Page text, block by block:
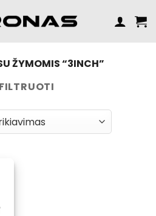
ŽYMOMIS “3INCH”
FILTRUOTI